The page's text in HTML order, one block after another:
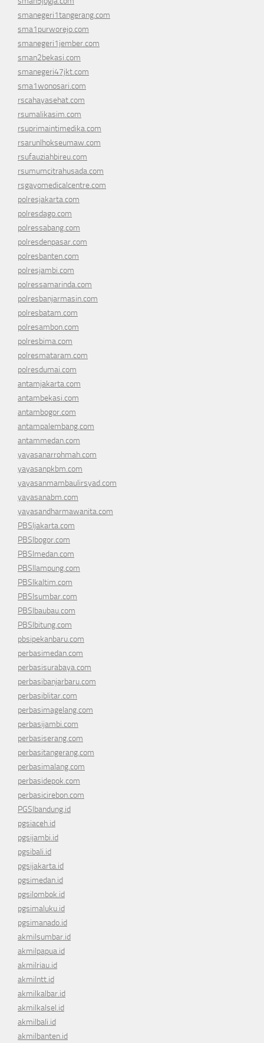
smanegeri1tangerang.com
sma1purworejo.com
smanegeri1jember.com
sman2bekasi.com
smanegeri47jkt.com
sma1wonosari.com
rscahayasehat.com
rsumalikasim.com
rsuprimaintimedika.com
rsarunlhokseumaw.com
rsufauziahbireu.com
rsumumcitrahusada.com
rsgayomedicalcentre.com
polresjakarta.com
polresdago.com
polressabang.com
polresdenpasar.com
polresbanten.com
polresjambi.com
polressamarinda.com
polresbanjarmasin.com
polresbatam.com
polresambon.com
polresbima.com
polresmataram.com
polresdumai.com
antamjakarta.com
antambekasi.com
antambogor.com
antampalembang.com
antammedan.com
yayasanarrohmah.com
yayasanpkbm.com
yayasanmambaulirsyad.com
yayasanabm.com
yayasandharmawanita.com
PBSIjakarta.com
PBSIbogor.com
PBSImedan.com
PBSIlampung.com
PBSIkaltim.com
PBSIsumbar.com
PBSIbaubau.com
PBSIbitung.com
pbsipekanbaru.com
perbasimedan.com
perbasisurabaya.com
perbasibanjarbaru.com
perbasiblitar.com
perbasimagelang.com
perbasijambi.com
perbasiserang.com
perbasitangerang.com
perbasimalang.com
perbasidepok.com
perbasicirebon.com
PGSIbandung.id
pgsiaceh.id
pgsijambi.id
pgsibali.id
pgsijakarta.id
pgsimedan.id
pgsilombok.id
pgsimaluku.id
pgsimanado.id
akmilsumbar.id
akmilpapua.id
akmilriau.id
akmilntt.id
akmilkalbar.id
akmilkalsel.id
akmilbali.id
akmilbanten.id